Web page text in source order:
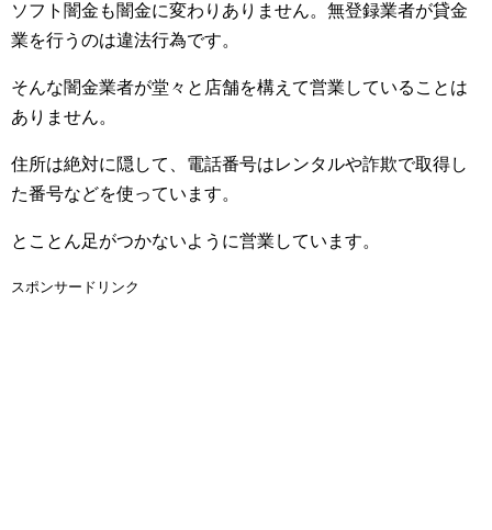
ソフト闇金も闇金に変わりありません。無登録業者が貸金
業を行うのは違法行為です。
そんな闇金業者が堂々と店舗を構えて営業していることは
ありません。
住所は絶対に隠して、電話番号はレンタルや詐欺で取得し
た番号などを使っています。
とことん足がつかないように営業しています。
スポンサードリンク